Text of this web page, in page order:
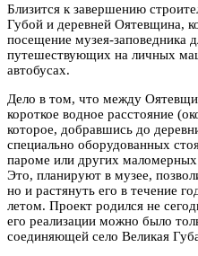
Близится к завершению
Губой и деревней Оятевщина,
посещение музея-заповедника
путешествующих на личных
автобусах.
Дело в том, что между
короткое водное расстояние
которое, добравшись до
специально оборудованных
пароме или других
Это, планируют в музее,
но и растянуть его в течение
летом. Проект родился не
его реализации можно было
соединяющей село Великая